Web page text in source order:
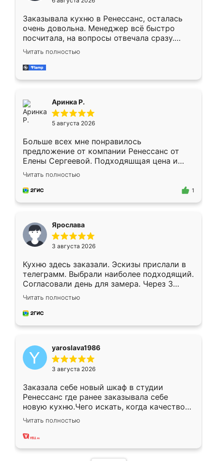
мебели буду заказывать только здесь.
Заказывала кухню в Ренессанс, осталась
очень довольна. Менеджер всё быстро
посчитала, на вопросы отвечала сразу.
Замерщик приехал в субботу, подошёл к
делу со всей ответственностью. Собрали
за день, ребята работали аккуратно, даже
Читать полностью
Аринка Р.
5 августа 2026
Больше всех мне понравилось
предложение от компании Ренессанс от
Елены Сергеевой. Подходяшщая цена и
короткие сроки изготовления. Приехавший
для замера сотрудник Владислав
предложил по моему эскизу самый
Читать полностью
1
Ярослава
3 августа 2026
Кухню здесь заказали. Эскизы прислали в
телеграмм. Выбрали наиболее подходящий.
Согласовали день для замера. Через 3
недели кухня была уже готова. Остались
довольны работой. Спасибо Ренессанс
мебель за качественную работу!
Читать полностью
yaroslava1986
3 августа 2026
Заказала себе новый шкаф в студии
Ренессанс где ранее заказывала себе
новую кухню.Чего искать, когда качеством
вполне довольна. Служит кухня уже почти
два года, нареканий нет.
Читать полностью